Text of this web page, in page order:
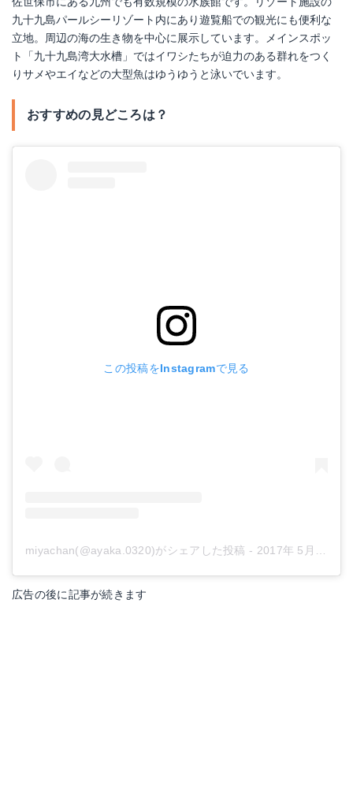
九十九島パールシーリゾート内にあり遊覧船での観光にも便利な
立地。周辺の海の生き物を中心に展示しています。メインスポッ
ト「九十九島湾大水槽」ではイワシたちが迫力のある群れをつく
りサメやエイなどの大型魚はゆうゆうと泳いでいます。
おすすめの見どころは？
この投稿をInstagramで見る
miyachan(@ayaka.0320)がシェアした投稿 - 2017年 5月月4日午前9時15分PDT
広告の後に記事が続きます